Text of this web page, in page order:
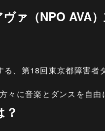
ァ（NPO AVA
、第18回東京都障害
に音楽とダンスを自